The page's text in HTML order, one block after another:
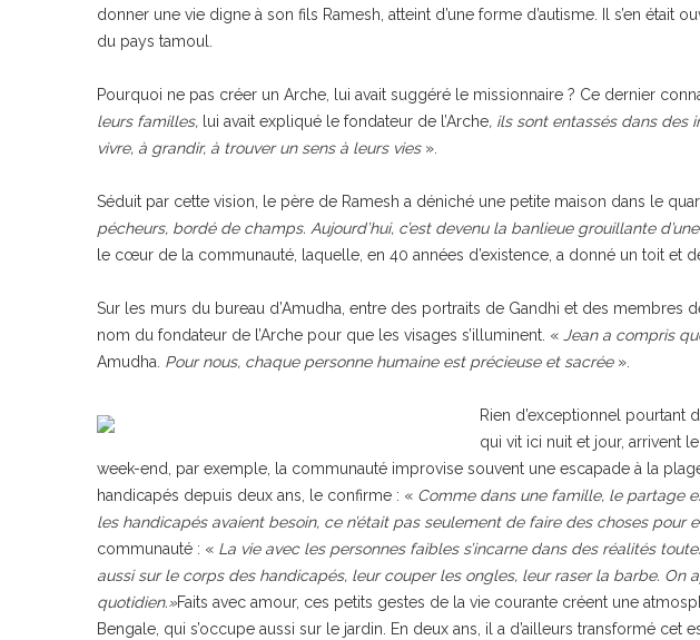
donner une vie digne à son fils Ramesh, atteint d’une forme d’autisme. Il s’en
du pays tamoul.
Pourquoi ne pas créer un Arche, lui avait suggéré le missionnaire ? Ce dernier
leurs familles, lui avait expliqué le fondateur de l’Arche, ils sont entassés dans des
vivre, à grandir, à trouver un sens à leurs vies ».
Séduit par cette vision, le père de Ramesh a déniché une petite maison dans le
pécheurs, bordé de champs. Aujourd’hui, c’est devenu la banlieue grouillante
le cœur de la communauté, laquelle, en 40 années d’existence, a donné un toit et
Sur les murs du bureau d’Amudha, entre des portraits de Gandhi et des membres
nom du fondateur de l’Arche pour que les visages s’illuminent. « Jean a compris
Amudha. Pour nous, chaque personne humaine est précieuse et sacrée ».
Rien d’exceptionnel pourtant
qui vit ici nuit et jour, arrivent
week-end, par exemple, la communauté improvise souvent une escapade à la
handicapés depuis deux ans, le confirme : « Comme dans une famille, le partage
les handicapés avaient besoin, ce n’était pas seulement de faire des choses pour
communauté : « La vie avec les personnes faibles s’incarne dans des réalités
aussi sur le corps des handicapés, leur couper les ongles, leur raser la barbe.
quotidien.»Faits avec amour, ces petits gestes de la vie courante créent une
Bengale, qui s’occupe aussi sur le jardin. En deux ans, il a d’ailleurs transformé